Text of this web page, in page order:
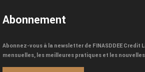
Abonnement
Abonnez-vous à la newsletter de FINASDDEE Credit
mensuelles, les meilleures pratiques et les